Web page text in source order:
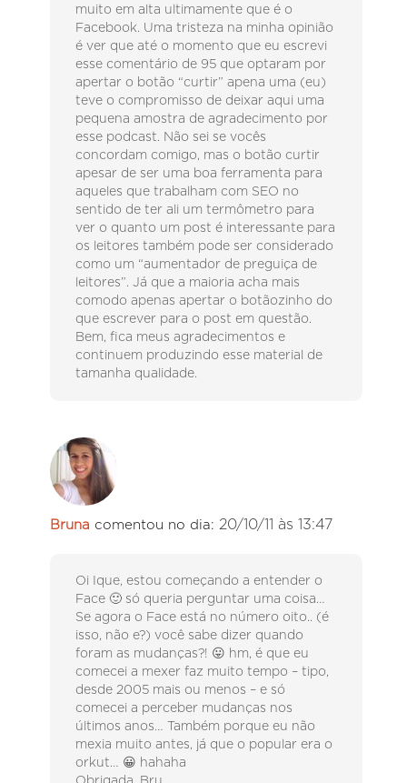
muito em alta ultimamente que é o
Facebook. Uma tristeza na minha opinião
é ver que até o momento que eu escrevi
esse comentário de 95 que optaram por
apertar o botão “curtir” apena uma (eu)
teve o compromisso de deixar aqui uma
pequena amostra de agradecimento por
esse podcast. Não sei se vocês
concordam comigo, mas o botão curtir
apesar de ser uma boa ferramenta para
aqueles que trabalham com SEO no
sentido de ter ali um termômetro para
ver o quanto um post é interessante para
os leitores também pode ser considerado
como um “aumentador de preguiça de
leitores”. Já que a maioria acha mais
comodo apenas apertar o botãozinho do
que escrever para o post em questão.
Bem, fica meus agradecimentos e
continuem produzindo esse material de
tamanha qualidade.
Bruna comentou no dia: 20/10/11 às 13:47
Oi Ique, estou começando a entender o
Face 🙂 só queria perguntar uma coisa…
Se agora o Face está no número oito.. (é
isso, não e?) você sabe dizer quando
foram as mudanças?! 😛 hm, é que eu
comecei a mexer faz muito tempo – tipo,
desde 2005 mais ou menos – e só
comecei a perceber mudanças nos
últimos anos… Também porque eu não
mexia muito antes, já que o popular era o
orkut… 😀 hahaha